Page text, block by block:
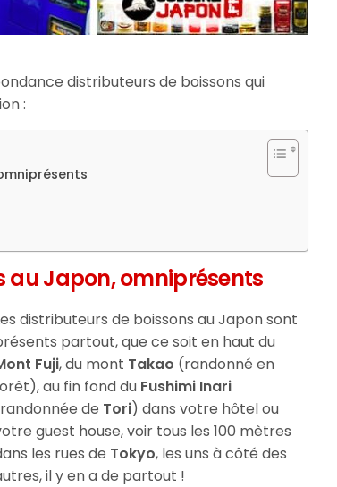
distributeurs de boissons qui
:
au Japon, omniprésents
distributeurs de boissons au Japon sont
partout, que ce soit en haut du
Fuji, du mont Takao (randonné en
au fin fond du Fushimi Inari
de Tori) dans votre hôtel ou
guest house, voir tous les 100 mètres
les rues de Tokyo, les uns à côté des
il y en a de partout !